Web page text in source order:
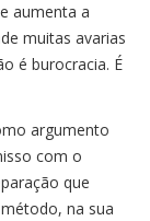
aumenta a
muitas avarias
é burocracia. É
argumento
com o
que
na sua